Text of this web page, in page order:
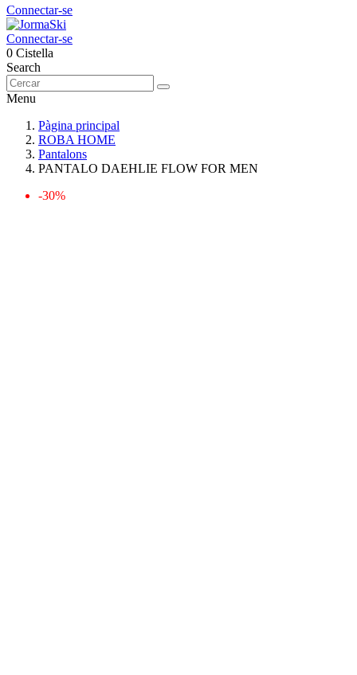
Connectar-se
Connectar-se
0 Cistella
Search
Menu
Pàgina principal
ROBA HOME
Pantalons
PANTALO DAEHLIE FLOW FOR MEN
-30%